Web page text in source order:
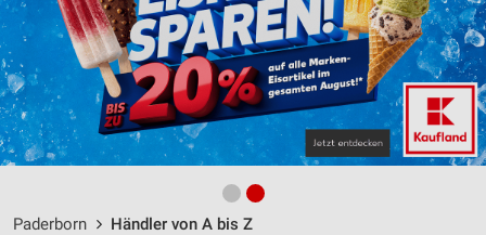
Paderborn Händler von A bis Z